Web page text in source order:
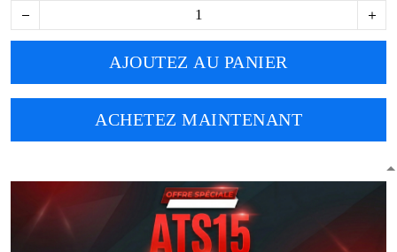
AJOUTEZ AU PANIER
ACHETEZ MAINTENANT